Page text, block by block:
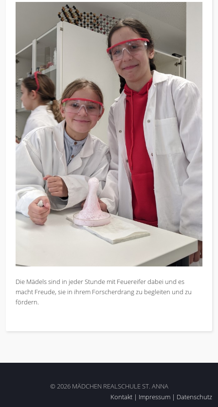
Die Mädels sind in jeder Stunde mit Feuereifer dabei und es
macht Freude, sie in ihrem Forscherdrang zu begleiten und zu
fördern.
© 2026 MÄDCHEN REALSCHULE ST. ANNA
Kontakt | Impressum | Datenschutz